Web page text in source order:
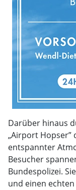
Darüber hinaus
„Airport Hopser”
entspannter
Besucher
Bundespolizei.
und einen